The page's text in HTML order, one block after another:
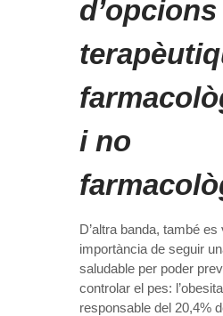
d’opcions
i no
D’altra banda, també
importància de seguir
saludable per poder
controlar el pes:
responsable del 20,4%